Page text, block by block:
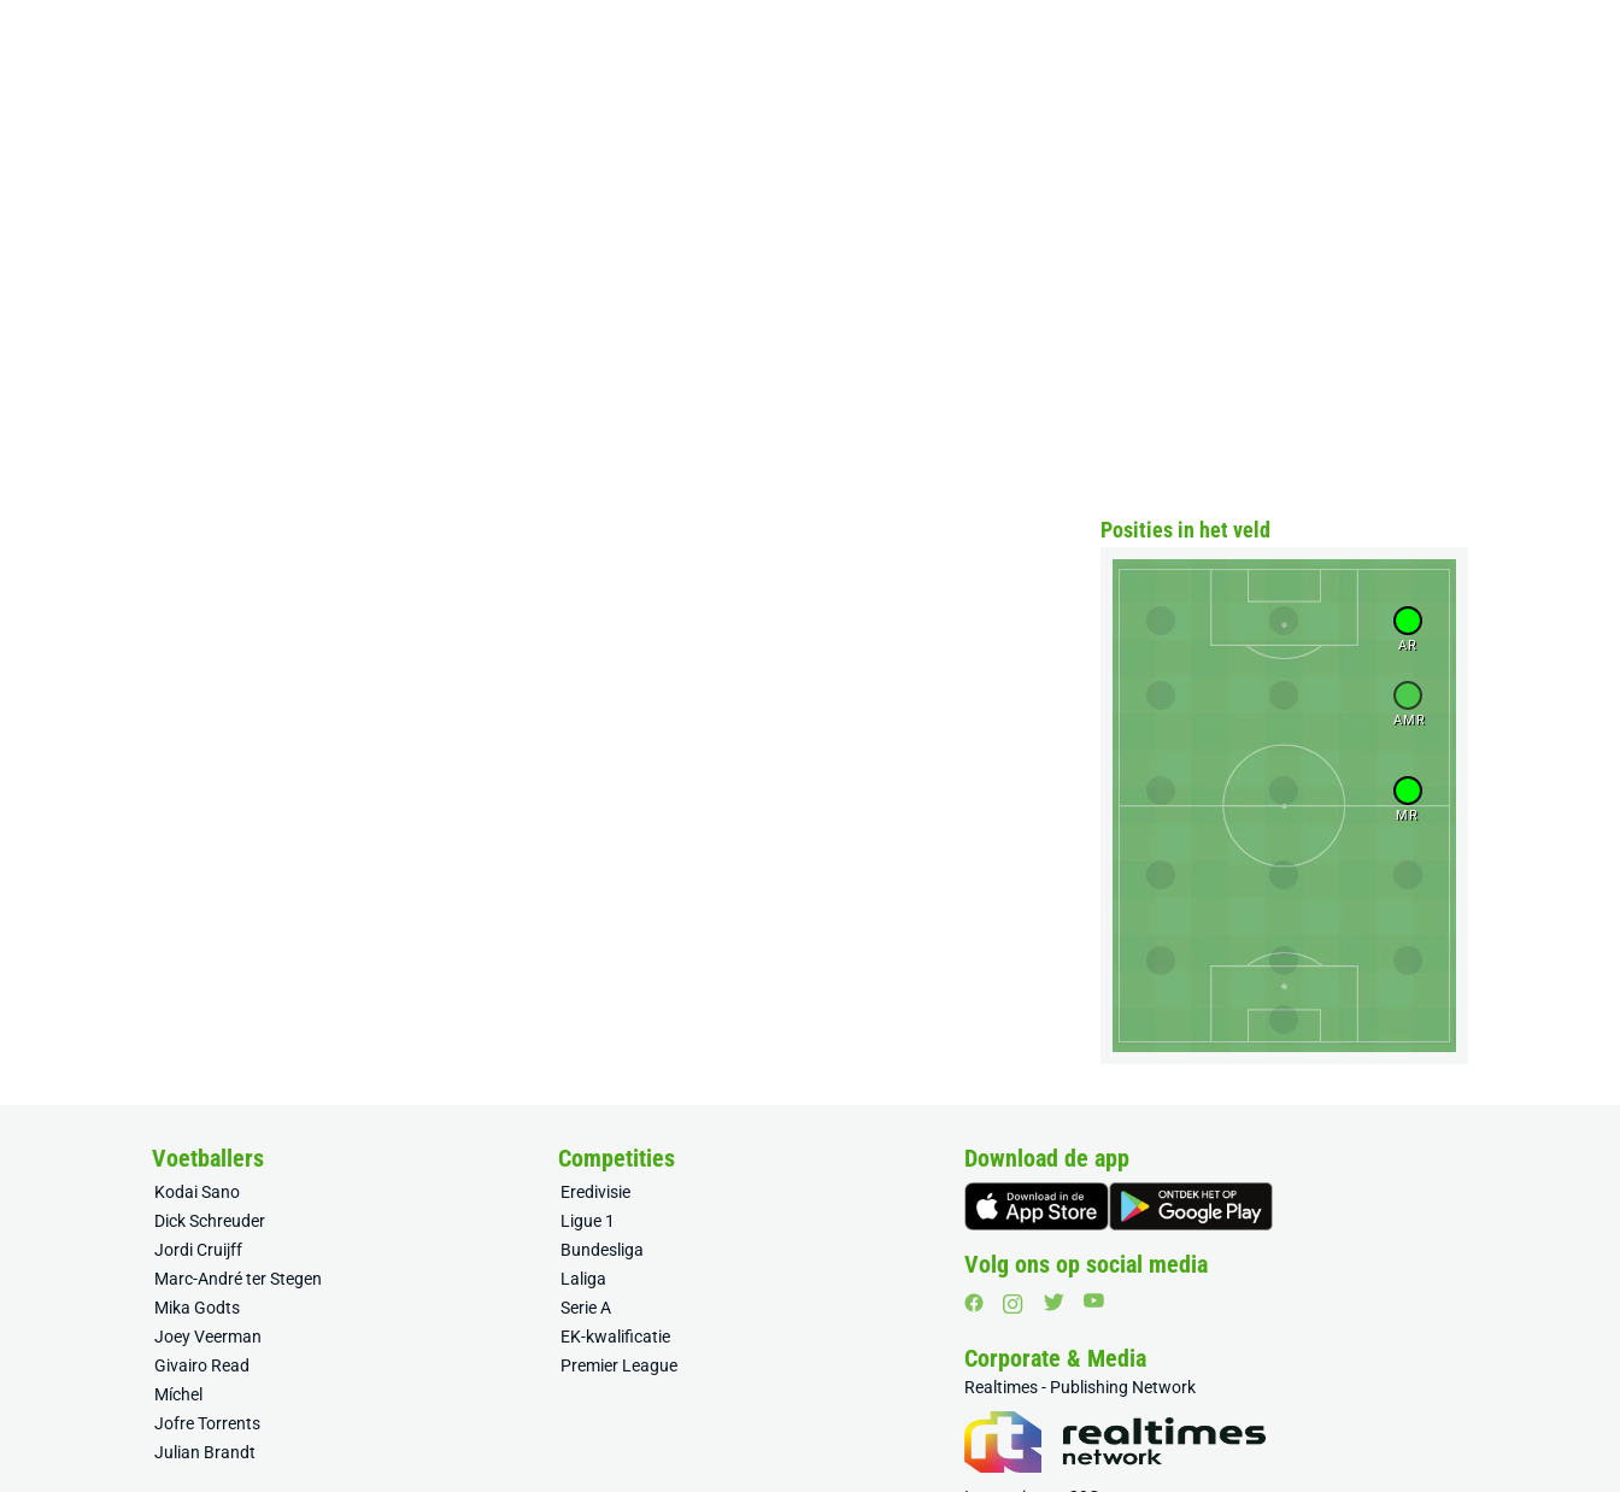
Posities in het veld
AR
AMR
MR
Voetballers
Kodai Sano
Dick Schreuder
Jordi Cruijff
Marc-André ter Stegen
Mika Godts
Joey Veerman
Givairo Read
Míchel
Jofre Torrents
Julian Brandt
Competities
Eredivisie
Ligue 1
Bundesliga
Laliga
Serie A
EK-kwalificatie
Premier League
Download de app
Volg ons op social media
Corporate & Media
Realtimes - Publishing Network